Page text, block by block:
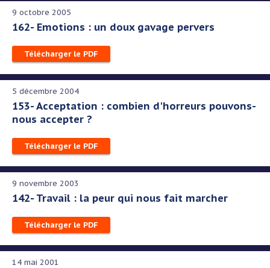
9 octobre 2005
162- Emotions : un doux gavage pervers
Télécharger le PDF
5 décembre 2004
153- Acceptation : combien d'horreurs pouvons-
nous accepter ?
Télécharger le PDF
9 novembre 2003
142- Travail : la peur qui nous fait marcher
Télécharger le PDF
14 mai 2001